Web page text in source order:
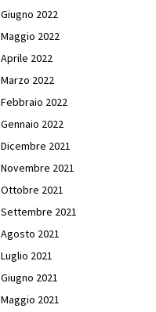
Giugno 2022
Maggio 2022
Aprile 2022
Marzo 2022
Febbraio 2022
Gennaio 2022
Dicembre 2021
Novembre 2021
Ottobre 2021
Settembre 2021
Agosto 2021
Luglio 2021
Giugno 2021
Maggio 2021